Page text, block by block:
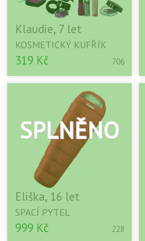
Klaudie, 7 let
KOSMETICKÝ KUFŘÍK
319 Kč 706
Eliška, 16 let
SPACÍ PYTEL
999 Kč 228